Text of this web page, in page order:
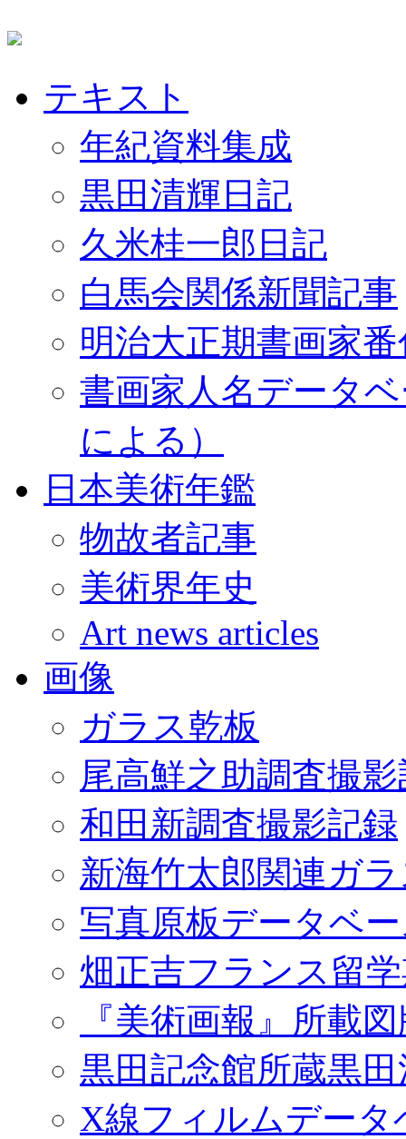
テキスト
年紀資料集成
黒田清輝日記
久米桂一郎日記
白馬会関係新聞記事
明治大正期書画家
書画家人名データ
による）
日本美術年鑑
物故者記事
美術界年史
Art news articles
画像
ガラス乾板
尾高鮮之助調査撮
和田新調査撮影記録
新海竹太郎関連ガ
写真原板データベ
畑正吉フランス留
『美術画報』所載
黒田記念館所蔵黒
X線フィルムデータ